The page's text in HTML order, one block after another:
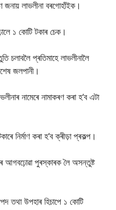
জনায় লাভলীনা বৰগোহাঁইক।
১ কোটি টকাৰ চেক।
চলাবলৈ প্ৰতিমাহে লাভলীনালৈ
জলপানী।
নামেৰে নামাকৰণ কৰা হ’ব এটা
নিৰ্মাণ কৰা হ’ব ক্ৰীড়া প্ৰকল্প।
আগবঢ়োৱা পুৰস্কাৰক লৈ অসন্তুষ্ট
তথা উপহাৰ হিচাপে ১ কোটি